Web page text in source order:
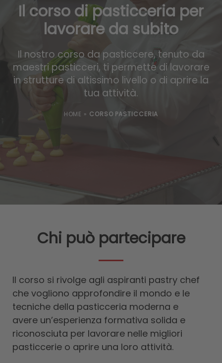
Il corso di pasticceria per
lavorare da subito
Il nostro corso da pasticcere, tenuto da
maestri pasticceri, ti permette di lavorare
in strutture di altissimo livello o di aprire la
tua attività.
HOME » CORSO PASTICCERIA
Chi può partecipare
Il corso si rivolge agli aspiranti pastry chef
che vogliono approfondire il mondo e le
tecniche della pasticceria moderna e
avere un’esperienza formativa solida e
riconosciuta per lavorare nelle migliori
pasticcerie o aprire una loro attività.